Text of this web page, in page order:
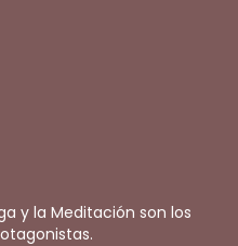
y la Meditación son los